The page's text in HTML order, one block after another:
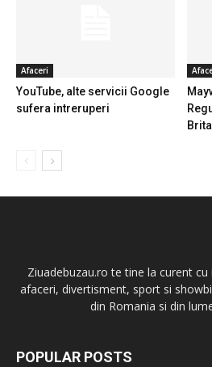
Afaceri
YouTube, alte servicii Google
sufera intreruperi
Ziuadebuzau.ro te tine la curent
afaceri, divertisment, sport si
din Romania si din
POPULAR POSTS